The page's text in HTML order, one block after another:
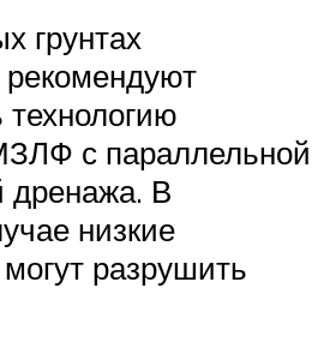
грунтах
технологию
с параллельной
дренажа. В
низкие
разрушить